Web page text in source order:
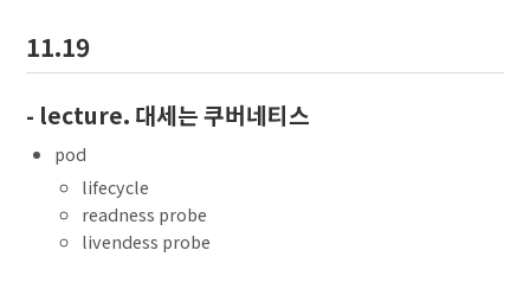
11.19
- lecture. 대세는 쿠버네티스
pod
lifecycle
readness probe
livendess probe